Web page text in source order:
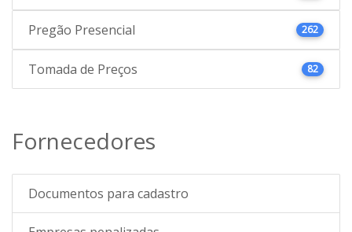
Pregão Presencial 262
Tomada de Preços 82
Fornecedores
Documentos para cadastro